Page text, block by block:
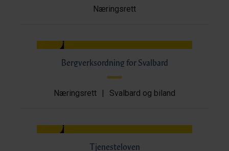
Næringsrett
Bergverksordning for Svalbard
Næringsrett | Svalbard og biland
Tjenesteloven